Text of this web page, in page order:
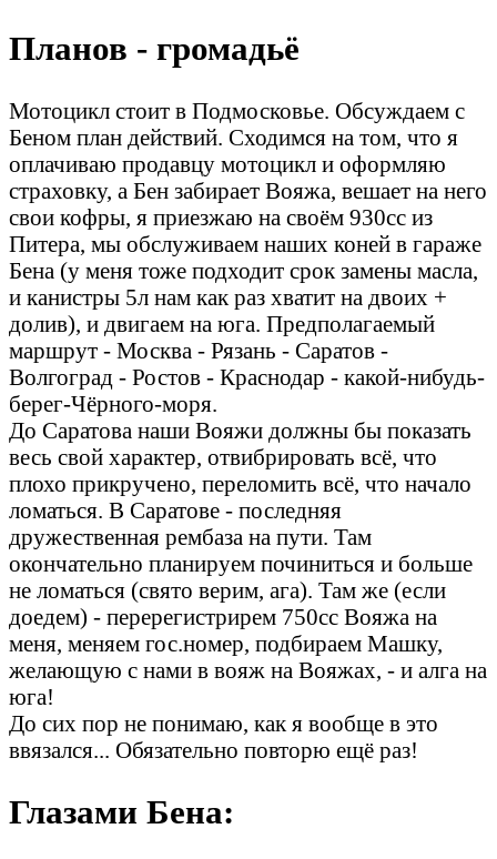
Планов - громадьё
Мотоцикл стоит в Подмосковье. Обсуждаем с
Беном план действий. Сходимся на том, что я
оплачиваю продавцу мотоцикл и оформляю
страховку, а Бен забирает Вояжа, вешает на него
свои кофры, я приезжаю на своём 930сс из
Питера, мы обслуживаем наших коней в гараже
Бена (у меня тоже подходит срок замены масла,
и канистры 5л нам как раз хватит на двоих +
долив), и двигаем на юга. Предполагаемый
маршрут - Москва - Рязань - Саратов -
Волгоград - Ростов - Краснодар - какой-нибудь-
берег-Чёрного-моря.
До Саратова наши Вояжи должны бы показать
весь свой характер, отвибрировать всё, что
плохо прикручено, переломить всё, что начало
ломаться. В Саратове - последняя
дружественная рембаза на пути. Там
окончательно планируем починиться и больше
не ломаться (свято верим, ага). Там же (если
доедем) - перерегистрирем 750сс Вояжа на
меня, меняем гос.номер, подбираем Машку,
желающую с нами в вояж на Вояжах, - и алга на
юга!
До сих пор не понимаю, как я вообще в это
ввязался... Обязательно повторю ещё раз!
Глазами Бена: